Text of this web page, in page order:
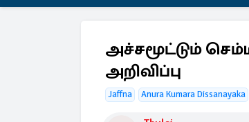
அச்சமூட்டும்
அறிவிப்பு
Jaffna Anura Kumara Dissanayaka